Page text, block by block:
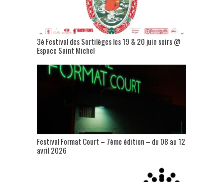
3è Festival des Sortilèges les 19 & 20 juin soirs @
Espace Saint Michel
Festival Format Court – 7ème édition – du 08 au 12
avril 2026